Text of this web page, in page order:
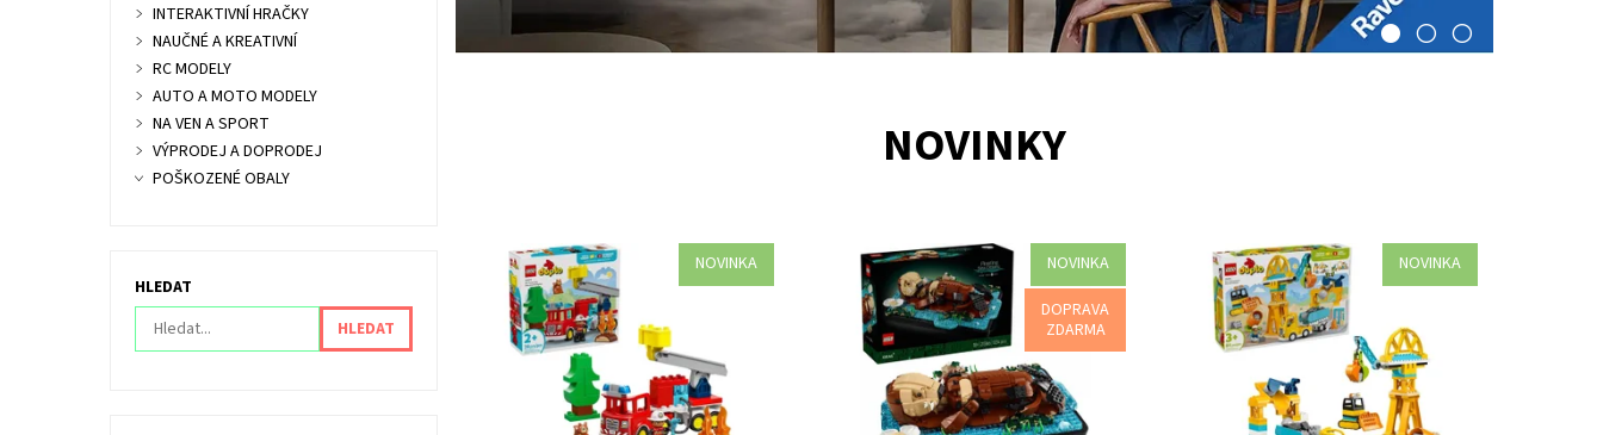
NOVINKY
NOVINKA
Dopřejte malým dětem od 2 let zábavné
hraní na hasiče s hračkou LEGO® DUPLO®
Město Hasičské auto s hadicí a hasičem
(10473). Tato hasičská hračka...
Skladem
>3 ks
12758
LEGO
NOVINKA
DOPRAVA
ZDARMA
Stavebnice představuje zábavný dárek
pro milovníky zvířat a obsahuje 1 234 dílků.
Dostupnost:
Skladem2 ks
12897
LEGO
NOVINKA
Představte malým stavitelům hračku
Staveniště a vozidla 3 v 1 (10476), se
kterou stavění nikdy nekončí! Stavitelé od
3 let si užijí, budou vtaženi...
Dostupnost:
Skladem2 ks
12767
LEGO
INTERAKTIVNÍ HRAČKY
NAUČNÉ A KREATIVNÍ
RC MODELY
AUTO A MOTO MODELY
NA VEN A SPORT
VÝPRODEJ A DOPRODEJ
POŠKOZENÉ OBALY
HLEDAT